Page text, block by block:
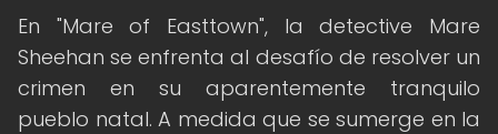
En "Mare of Easttown", la detective Mare
Sheehan se enfrenta al desafío de resolver un
crimen en su aparentemente tranquilo
pueblo natal. A medida que se sumerge en la